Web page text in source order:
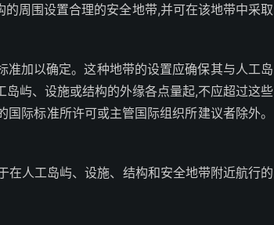
周围设置合理的安全地带,并可在该地带中采取
加以确定。这种地带的设置应确保其与人工岛
屿、设施或结构的外缘各点量起,不应超过这些
际标准所许可或主管国际组织所建议者除外。
人工岛屿、设施、结构和安全地带附近航行的